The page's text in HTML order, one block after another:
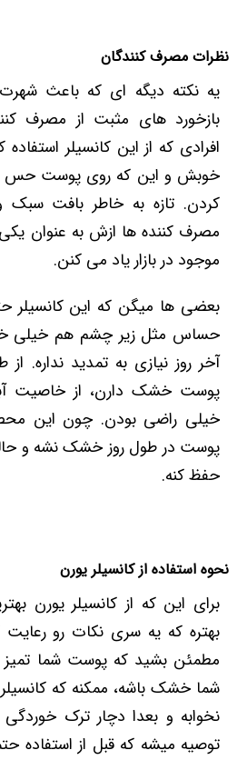
نظرات مصرف‌ کنندگان
یه نکته دیگه ‌ای که باعث شهرت
بازخورد های مثبت از مصرف
افرادی که از این کانسیلر
خوبش و این که روی پوست حس
کردن. تازه به خاطر بافت سبک
مصرف ‌کننده ‌ها ازش به عنوان یکی
موجود در بازار یاد می ‌کنن.
بعضی ها میگن که این
حساس مثل زیر چشم هم خیلی
آخر روز نیازی به تمدید نداره.
پوست خشک دارن، از خاصیت
خیلی راضی بودن. چون این
پوست در طول روز خشک نشه و
حفظ کنه.
نحوه استفاده از کانسیلر یورن
برای این که از کانسیلر یورن
بهتره که یه سری نکات رو رعایت
مطمئن بشید که پوست شما تمیز
شما خشک باشه، ممکنه که
نخوابه و بعدا دچار ترک
توصیه میشه که قبل از استفاده